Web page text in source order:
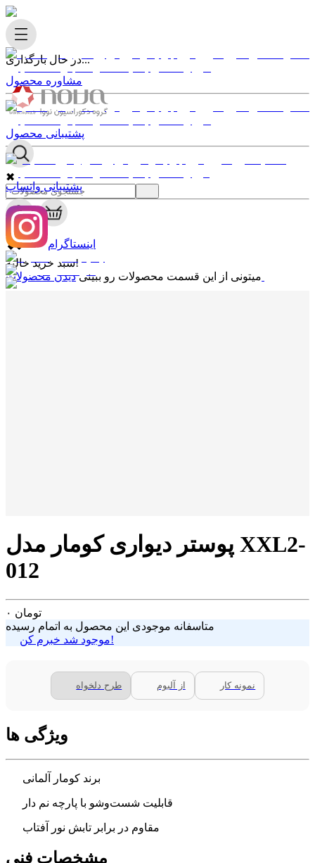
در حال بارگذاری...
✖
0
✖
سبد خرید خالیه!
میتونی از این قسمت محصولات رو ببینی
مشاوره محصول
پشتیبانی محصول
پشتیبانی واتساپ
اینستاگرام
پوستر دیواری کومار مدل XXL2-
012
۰ تومان
متاسفانه موجودی این محصول به اتمام رسیده
موجود شد خبرم کن!
طرح دلخواه از آلبوم نمونه کار
ویژگی ها
برند کومار آلمانی
قابلیت شست‌وشو با پارچه نم دار
مقاوم در برابر تابش نور آفتاب
مشخصات فنی